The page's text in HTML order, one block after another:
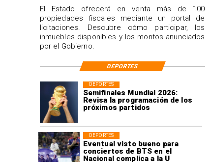
Semifinales Mundial 2026:
Revisa la programación de los
próximos partidos
DEPORTES
Eventual visto bueno para
conciertos de BTS en el
Nacional complica a la U
DEPORTES
El Estado ofrecerá en venta más de 100
propiedades fiscales mediante un portal de
licitaciones. Descubre cómo participar, los
inmuebles disponibles y los montos anunciados
por el Gobierno.
DEPORTES